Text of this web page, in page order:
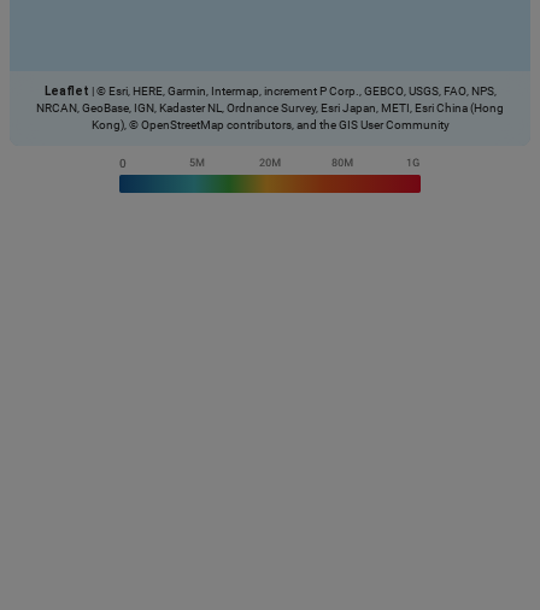
Leaflet |© Esri, HERE, Garmin, Intermap, increment P Corp., GEBCO, USGS, FAO, NPS,
NRCAN, GeoBase, IGN, Kadaster NL, Ordnance Survey, Esri Japan, METI, Esri China (Hong
Kong), © OpenStreetMap contributors, and the GIS User Community